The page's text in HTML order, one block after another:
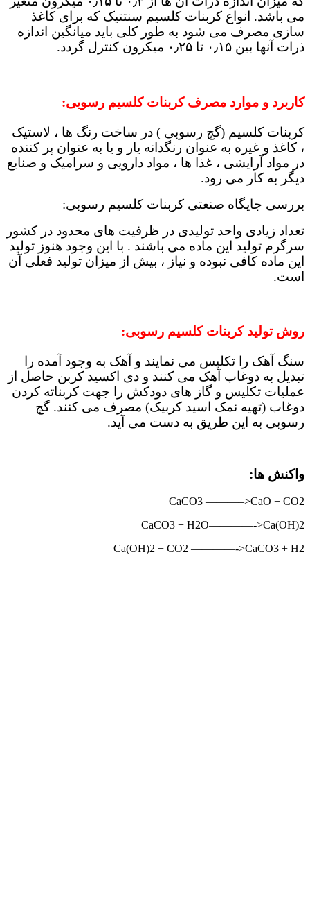
می باشد. انواع کربنات کلسیم سنتتیک که برای کاغذ
سازی مصرف می شود به طور کلی باید میانگین اندازه
ذرات آنها بین ۰٫۱۵ تا ۰٫۲۵ میکرون کنترل گردد.
کاربرد و موارد مصرف کربنات کلسیم رسوبی:
کربنات کلسیم (گچ رسوبی ) در ساخت رنگ ها ، لاستیک
، کاغذ و غیره به عنوان رنگدانه یار و یا به عنوان پر کننده
در مواد آرایشی ، غذا ها ، مواد دارویی و سرامیک و صنایع
دیگر به کار می رود.
بررسی جایگاه صنعتی کربنات کلسیم رسوبی:
تعداد زیادی واحد تولیدی در ظرفیت های محدود در کشور
سرگرم تولید این ماده می باشند . با این وجود هنوز تولید
این ماده کافی نبوده و نیاز ، بیش از میزان تولید فعلی آن
است.
روش تولید کربنات کلسیم رسوبی:
سنگ آهک را تکلیس می نمایند و آهک به وجود آمده را
تبدیل به دوغاب آهک می کنند و دی اکسید کربن حاصل از
عملیات تکلیس و گاز های دودکش را جهت کربناته کردن
دوغاب (تهیه نمک اسید کربیک) مصرف می کنند. گچ
رسوبی به این طریق به دست می آید.
واکنش ها:
CaCO3 ———–>CaO + CO2
CaCO3 + H2O————->Ca(OH)2
Ca(OH)2 + CO2 ————->CaCO3 + H2